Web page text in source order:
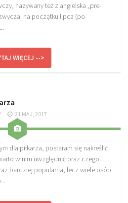
nazywany też z angielska „pre-
na początku lipca (po
WIĘCEJ -->
21 MAJ, 2017
dla piłkarza, postaram się nakreślić
w nim uwzględnić oraz czego
bardziej popularna, lecz wiele osób